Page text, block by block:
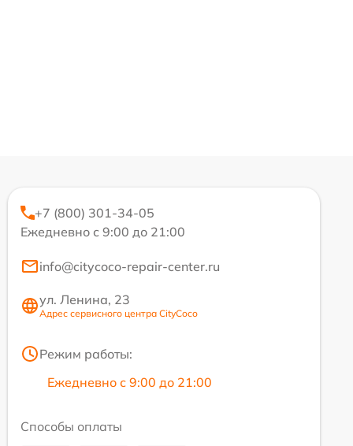
+7 (800) 301-34-05
Ежедневно с 9:00 до 21:00
info@citycoco-repair-center.ru
ул. Ленина, 23
Адрес сервисного центра CityCoco
Режим работы:
Ежедневно с 9:00 до 21:00
Способы оплаты